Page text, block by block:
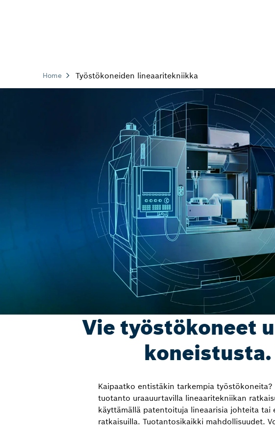
Home Työstökoneiden lineaaritekniikka
Vie työstökoneet
Kaipaatko entistäkin tarkempia
tuotanto uraauurtavilla lineaaritekniikan
käyttämällä patentoituja lineaarisia johteita
ratkaisuilla. Tuotantosikaikki mahdollisuudet.